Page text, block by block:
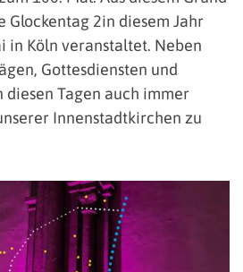
Glockentag 2in diesem Jahr
in Köln veranstaltet. Neben
Gottesdiensten und
Tagen auch immer
Innenstadtkirchen zu